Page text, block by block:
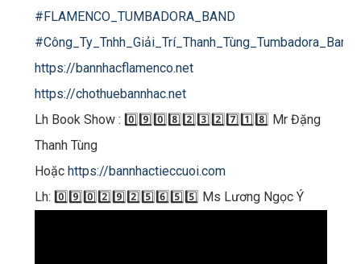
#FLAMENCO_TUMBADORA_BAND
#Công_Ty_Tnhh_Giải_Trí_Thanh_Tùng_Tumbadora_Band
https://bannhacflamenco.net
https://chothuebannhac.net
Lh Book Show : 0️⃣9️⃣0️⃣8️⃣2️⃣3️⃣2️⃣7️⃣1️⃣8️⃣ Mr Đặng
Thanh Tùng
Hoặc https://bannhactieccuoi.com​​​
Lh: 0️⃣9️⃣0️⃣2️⃣9️⃣2️⃣5️⃣6️⃣5️⃣5️⃣ Ms Lương Ngọc Ý